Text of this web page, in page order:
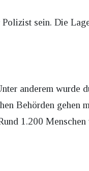
sein. Die
anderem wurde
Behörden gehen
1.200